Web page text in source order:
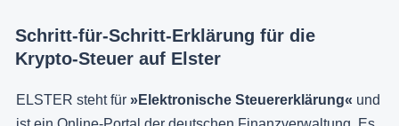
Schritt-für-Schritt-Erklärung für die
Krypto-Steuer auf Elster
ELSTER steht für »Elektronische Steuererklärung« und